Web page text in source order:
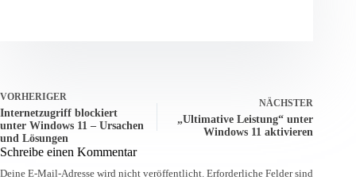
VORHERIGER
Internetzugriff blockiert
unter Windows 11 – Ursachen
und Lösungen
NÄCHSTER
„Ultimative Leistung“ unter
Windows 11 aktivieren
Schreibe einen Kommentar
Deine E-Mail-Adresse wird nicht veröffentlicht. Erforderliche Felder sind